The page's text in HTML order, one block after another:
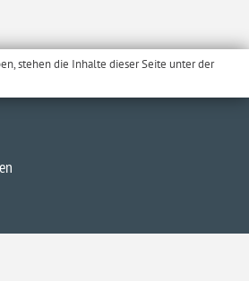
stehen die Inhalte dieser Seite unter der